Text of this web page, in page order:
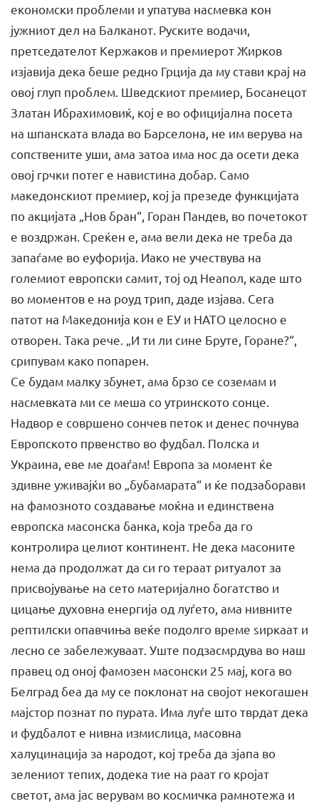
економски проблеми и упатува насмевка кон
јужниот дел на Балканот. Руските водачи,
претседателот Кержаков и премиерот Жирков
изјавија дека беше редно Грција да му стави крај на
овој глуп проблем. Шведскиот премиер, Босанецот
Златан Ибрахимовиќ, кој е во официјална посета
на шпанската влада во Барселона, не им верува на
сопствените уши, ама затоа има нос да осети дека
овој грчки потег е навистина добар. Само
македонскиот премиер, кој ја презеде функцијата
по акцијата „Нов бран“, Горан Пандев, во почетокот
е воздржан. Среќен е, ама вели дека не треба да
запаѓаме во еуфорија. Иако не учествува на
големиот европски самит, тој од Неапол, каде што
во моментов е на роуд трип, даде изјава. Сега
патот на Македонија кон е ЕУ и НАТО целосно е
отворен. Така рече. „И ти ли сине Бруте, Горане?“,
срипувам како попарен.
Се будам малку збунет, ама брзо се соземам и
насмевката ми се меша со утринското сонце.
Надвор е совршено сончев петок и денес почнува
Европското првенство во фудбал. Полска и
Украина, еве ме доаѓам! Европа за момент ќе
здивне уживајќи во „бубамарата“ и ќе подзаборави
на фамозното создавање моќна и единствена
европска масонска банка, која треба да го
контролира целиот континент. Не дека масоните
нема да продолжат да си го тераат ритуалот за
присвојување на сето материјално богатство и
цицање духовна енергија од луѓето, ама нивните
рептилски опавчиња веќе подолго време ѕиркаат и
лесно се забележуваат. Уште подзасмрдува во наш
правец од оној фамозен масонски 25 мај, кога во
Белград беа да му се поклонат на својот некогашен
мајстор познат по пурата. Има луѓе што тврдат дека
и фудбалот е нивна измислица, масовна
халуцинација за народот, кој треба да зјапа во
зелениот тепих, додека тие на раат го кројат
светот, ама јас верувам во космичка рамнотежа и